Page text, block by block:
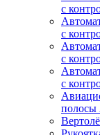
с
с
с
с
полосы